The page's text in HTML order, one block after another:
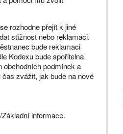
rozhodne přejít k jiné
stížnost nebo reklamaci.
bude reklamaci
Kodexu bude spořitelna
obchodních podmínek a
zvážit, jak bude na nové
/Základní informace.